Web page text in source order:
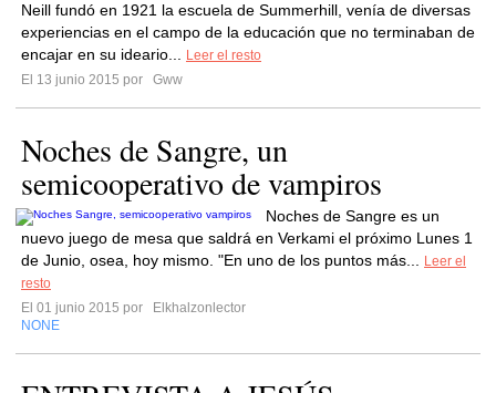
Neill fundó en 1921 la escuela de Summerhill, venía de diversas
experiencias en el campo de la educación que no terminaban de
encajar en su ideario...
Leer el resto
El 13 junio 2015 por
Gww
Noches de Sangre, un
semicooperativo de vampiros
Noches de Sangre es un
nuevo juego de mesa que saldrá en Verkami el próximo Lunes 1
de Junio, osea, hoy mismo. "En uno de los puntos más...
Leer el
resto
El 01 junio 2015 por
Elkhalzonlector
NONE